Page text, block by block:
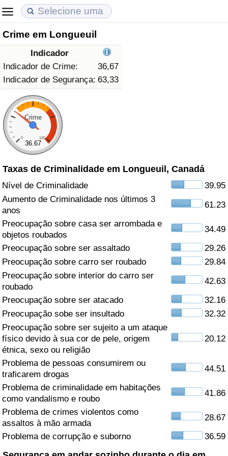
Crime em Longueuil
Indicador
Indicador de Crime:
36,67
Indicador de Segurança: 63,33
Crime
0 120
36.67
Taxas de Criminalidade em Longueuil, Canadá
Nível de Criminalidade
39.95
Aumento de Criminalidade nos últimos 3
anos
61.23
Preocupação sobre casa ser arrombada e
objetos roubados
34.49
Preocupação sobre ser assaltado
29.26
Preocupação sobre carro ser roubado
29.84
Preocupação sobre interior do carro ser
roubado
42.63
Preocupação sobre ser atacado
32.16
Preocupação sobe ser insultado
32.32
Preocupação sobre ser sujeito a um ataque
físico devido à sua cor de pele, origem
étnica, sexo ou religião
20.12
Problema de pessoas consumirem ou
traficarem drogas
44.51
Problema de criminalidade em habitações
como vandalismo e roubo
41.86
Problema de crimes violentos como
assaltos à mão armada
28.67
Problema de corrupção e suborno
36.59
Custo de Vida
Indicador de Custo de Vida (Atual)
Indicador de Custo de Vida
Indicador de Custo de Vida Por País
em Aqaba
Preços de Imóveis
Indicador de Preços de Imóveis (Atual)
Indicador de Preços de Imóveis
Indicador de Preços de Imóveis por País
Qualidade de Vida
Indicador de Qualidade de Vida
Indicador de Qualidade de Vida (Atual)
Índice de qualidade de vida por país
Crime
Taxa do Indicador de Crime (Atual)
Indicador de Crime
Índice de criminalidade por país
Saúde
Indicador de Saúde (Atual)
Indicador de Saúde
Indicador de Saúde por País
Poluição
Indicador de Poluição (Atual)
Índice de poluição
Indicador de Poluição por País
Trânsito